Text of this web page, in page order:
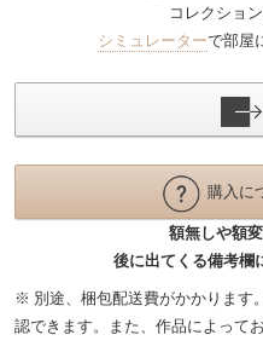
コレクショ
シミュレーターで部屋
購入に
額無しや額
後に出てくる備考欄
※ 別途、梱包配送費がかかります
認できます。また、作品によって